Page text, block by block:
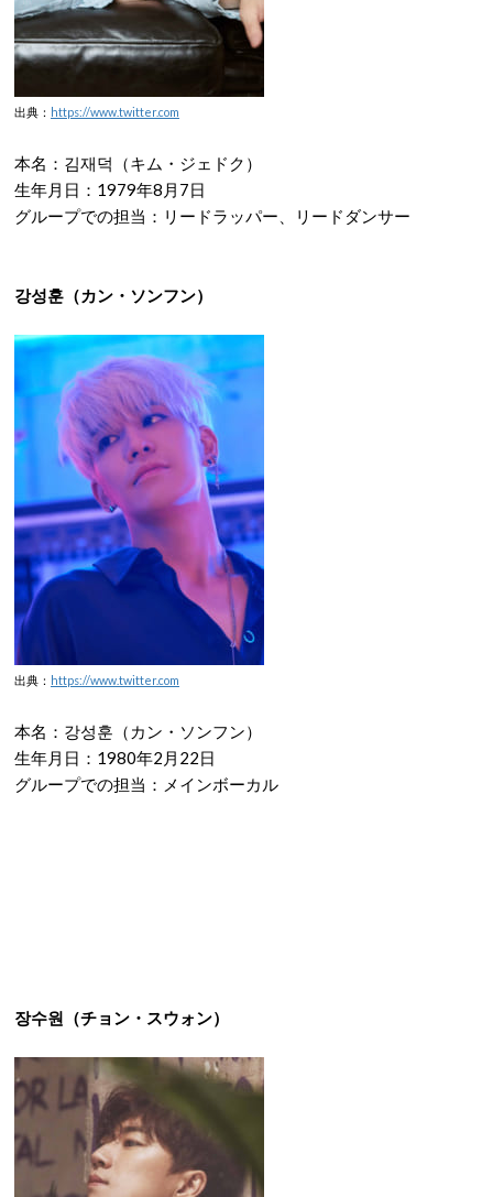
出典： https://www.twitter.com
本名：김재덕（キム・ジェドク）
生年月日：1979年8月7日
グループでの担当：リードラッパー、リードダンサー
강성훈（カン・ソンフン）
出典： https://www.twitter.com
本名：강성훈（カン・ソンフン）
生年月日：1980年2月22日
グループでの担当：メインボーカル
장수원（チョン・スウォン）